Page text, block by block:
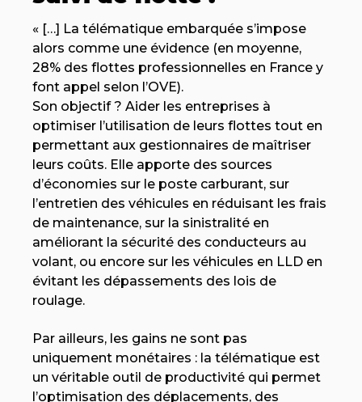
« […] La télématique embarquée s’impose
alors comme une évidence (en moyenne,
28% des flottes professionnelles en France y
font appel selon l’OVE).
Son objectif ? Aider les entreprises à
optimiser l’utilisation de leurs flottes tout en
permettant aux gestionnaires de maîtriser
leurs coûts. Elle apporte des sources
d’économies sur le poste carburant, sur
l’entretien des véhicules en réduisant les frais
de maintenance, sur la sinistralité en
améliorant la sécurité des conducteurs au
volant, ou encore sur les véhicules en LLD en
évitant les dépassements des lois de
roulage.
Par ailleurs, les gains ne sont pas
uniquement monétaires : la télématique est
un véritable outil de productivité qui permet
l’optimisation des déplacements, des